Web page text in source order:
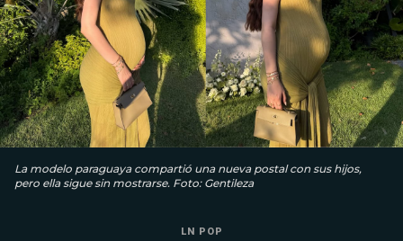
La modelo paraguaya compartió una nueva postal con sus hijos,
pero ella sigue sin mostrarse. Foto: Gentileza
LN POP